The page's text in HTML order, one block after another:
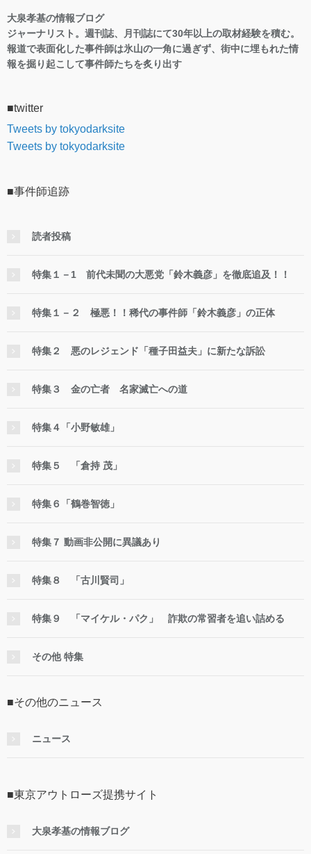
大泉孝基の情報ブログ
ジャーナリスト。週刊誌、月刊誌にて30年以上の取材経験を積む。
報道で表面化した事件師は氷山の一角に過ぎず、街中に埋もれた情
報を掘り起こして事件師たちを炙り出す
■twitter
Tweets by tokyodarksite
Tweets by tokyodarksite
■事件師追跡
読者投稿
特集１－1 前代未聞の大悪党「鈴木義彦」を徹底追及！！
特集１－２ 極悪！！稀代の事件師「鈴木義彦」の正体
特集２ 悪のレジェンド「種子田益夫」に新たな訴訟
特集３ 金の亡者 名家滅亡への道
特集４「小野敏雄」
特集５ 「倉持 茂」
特集６「鶴巻智徳」
特集７ 動画非公開に異議あり
特集８ 「古川賢司」
特集９ 「マイケル・パク」 詐欺の常習者を追い詰める
その他 特集
■その他のニュース
ニュース
■東京アウトローズ提携サイト
大泉孝基の情報ブログ